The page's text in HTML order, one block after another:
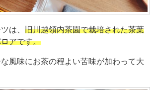
は、 旧川越領内茶園で栽培された茶葉
アです。
風味にお茶の程よい苦味が加わって大